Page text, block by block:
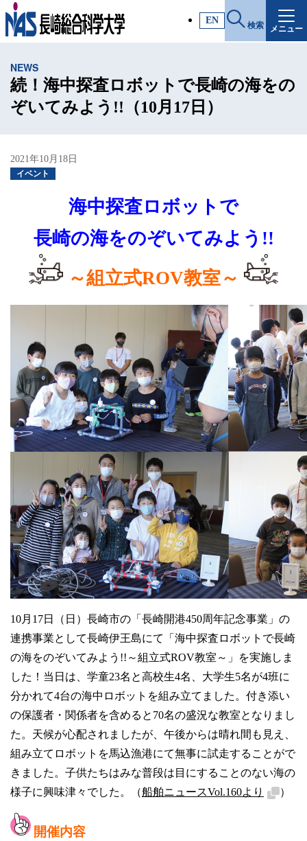
EN 検索 メニュー
施設・アクセス
入試情報
各種証明書
一般・社会人の方
学生・教職員の方
お問い合わせ
緊急時のお知らせ
このサイトについて
プライバシーポリシー
お問い合わせフォーム
閉じる
NEWS
続！海中探査ロボットで長崎の海をの
ぞいてみよう!!（10月17日）
2021年10月18日
イベント
海中探査ロボットで
長崎の海をのぞいてみよう!!
～組立式ROV教室～
10月17日（日）長崎市の「長崎開港450周年記念事業」の
連携事業として長崎伊王島にて「海中探査ロボットで長崎
の海をのぞいてみよう!!～組立式ROV教室～」を実施しま
した！当日は、学童23名と高校生4名、大学生5名が4班に
分かれて4台の海中ロボットを組み立てました。付き添い
の保護者・関係者を含めると70名の盛況な教室となりまし
た。天候が心配されましたが、午後からは晴れ間も見え、
組み立てロボットを馬込漁港にて無事に試走することがで
きました。子供たちはみな普段は目にすることのない海の
様子に興味津々でした。（船舶ニュースVol.160より ）
開催内容